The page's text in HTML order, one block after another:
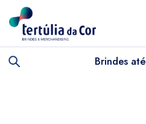
Brindes até